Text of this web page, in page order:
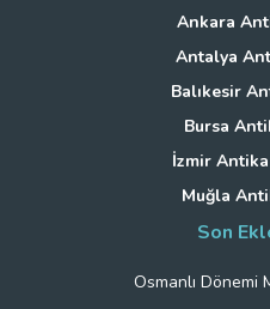
Ankara
Antalya
Balıkesir
Bursa
İzmir
Muğla
Son
Osmanlı Dönemi